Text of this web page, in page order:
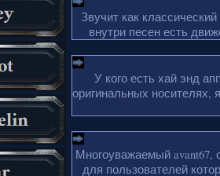
Звучит как
внутри песен есть
У кого есть хай энд
оригинальных
Многоуважаемый
для пользователей